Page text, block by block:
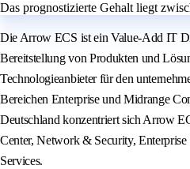
Das prognostizierte Gehalt liegt
Die Arrow ECS ist ein Value-Add IT
Bereitstellung von Produkten und
Technologieanbieter für den
Bereichen Enterprise und Midrange
Deutschland konzentriert sich Arrow
Center, Network & Security,
Services.